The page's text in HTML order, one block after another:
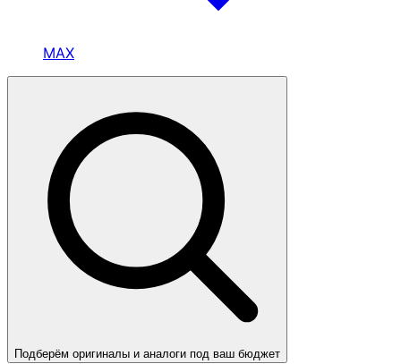
MAX
Подберём оригиналы и аналоги под ваш бюджет